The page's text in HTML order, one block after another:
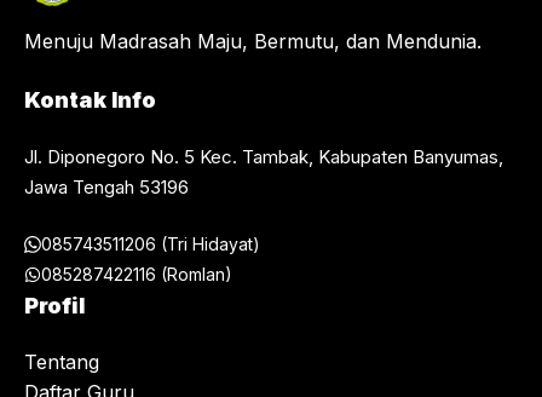
Menuju Madrasah Maju, Bermutu, dan Mendunia.
Kontak Info
Jl. Diponegoro No. 5 Kec. Tambak, Kabupaten Banyumas,
Jawa Tengah 53196
085743511206 (Tri Hidayat)
085287422116 (Romlan)
Profil
Tentang